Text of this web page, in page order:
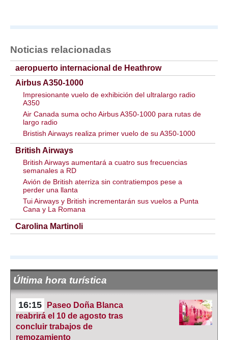
Noticias relacionadas
aeropuerto internacional de Heathrow
Airbus A350-1000
Impresionante vuelo de exhibición del ultralargo radio
A350
Air Canada suma ocho Airbus A350-1000 para rutas de
largo radio
Bristish Airways realiza primer vuelo de su A350-1000
British Airways
British Airways aumentará a cuatro sus frecuencias
semanales a RD
Avión de British aterriza sin contratiempos pese a
perder una llanta
Tui Airways y British incrementarán sus vuelos a Punta
Cana y La Romana
Carolina Martinoli
Última hora turística
16:15
Paseo Doña Blanca
reabrirá el 10 de agosto tras
concluir trabajos de
remozamiento